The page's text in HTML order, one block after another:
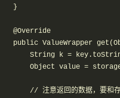
}
@Override
public ValueWrapper
String k =
Object value =
// 注意返回的数据，要和存放时